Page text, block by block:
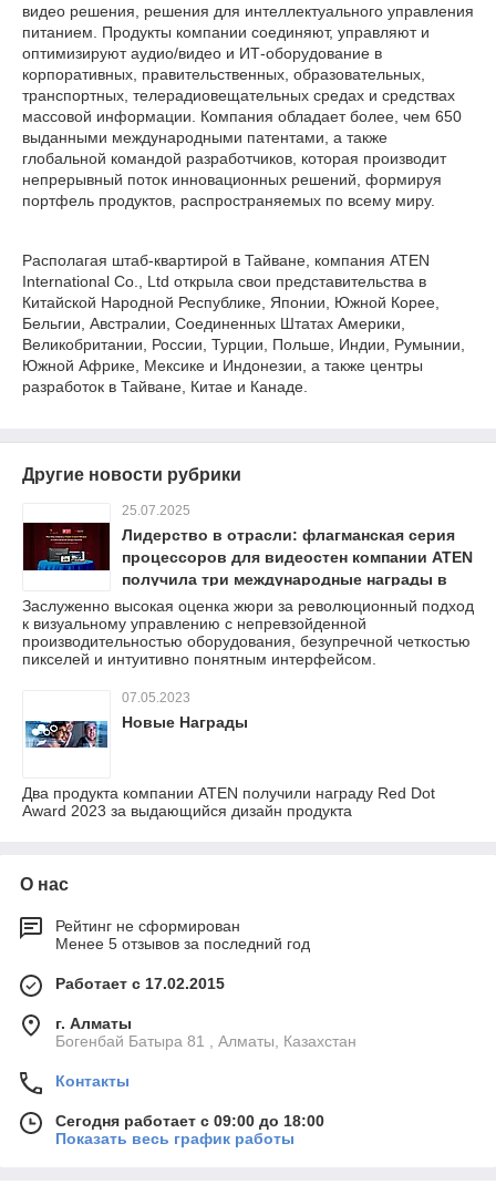
видео решения, решения для интеллектуального управления
питанием. Продукты компании соединяют, управляют и
оптимизируют аудио/видео и ИТ-оборудование в
корпоративных, правительственных, образовательных,
транспортных, телерадиовещательных средах и средствах
массовой информации. Компания обладает более, чем 650
выданными международными патентами, а также
глобальной командой разработчиков, которая производит
непрерывный поток инновационных решений, формируя
портфель продуктов, распространяемых по всему миру.
Располагая штаб-квартирой в Тайване, компания ATEN
International Co., Ltd открыла свои представительства в
Китайской Народной Республике, Японии, Южной Корее,
Бельгии, Австралии, Соединенных Штатах Америки,
Великобритании, России, Турции, Польше, Индии, Румынии,
Южной Африке, Мексике и Индонезии, а также центры
разработок в Тайване, Китае и Канаде.
Другие новости рубрики
25.07.2025
Лидерство в отрасли: флагманская серия
процессоров для видеостен компании ATEN
получила три международные награды в
области дизайна
Заслуженно высокая оценка жюри за революционный подход
к визуальному управлению с непревзойденной
производительностью оборудования, безупречной четкостью
пикселей и интуитивно понятным интерфейсом.
07.05.2023
Новые Награды
Два продукта компании ATEN получили награду Red Dot
Award 2023 за выдающийся дизайн продукта
О нас
Рейтинг не сформирован
Менее 5 отзывов за последний год
Работает с 17.02.2015
г. Алматы
Богенбай Батыра 81 , Алматы, Казахстан
Контакты
Сегодня работает с 09:00 до 18:00
Показать весь график работы